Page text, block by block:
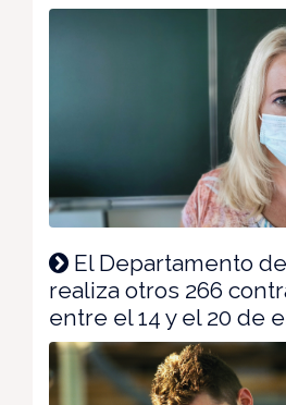
El Departamento
realiza otros 266
entre el 14 y el 20 de